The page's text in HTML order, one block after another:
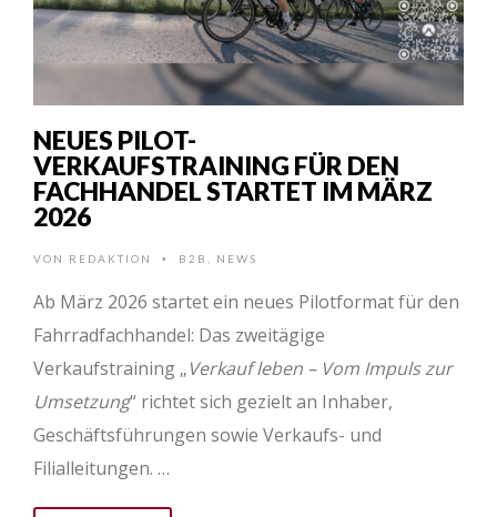
NEUES PILOT-
VERKAUFSTRAINING FÜR DEN
FACHHANDEL STARTET IM MÄRZ
2026
VON REDAKTION • B2B NEWS
Ab März 2026 startet ein neues Pilotformat für den
Fahrradfachhandel: Das zweitägige
Verkaufstraining „Verkauf leben – Vom Impuls zur
Umsetzung“ richtet sich gezielt an Inhaber,
Geschäftsführungen sowie Verkaufs- und
Filialleitungen. …